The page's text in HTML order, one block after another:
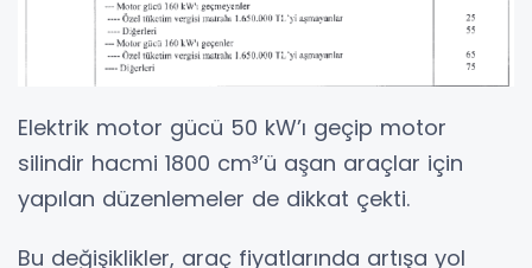
Elektrik motor gücü 50 kW’ı geçip motor
silindir hacmi 1800 cm³’ü aşan araçlar için
yapılan düzenlemeler de dikkat çekti.
Bu değişiklikler, araç fiyatlarında artışa yol